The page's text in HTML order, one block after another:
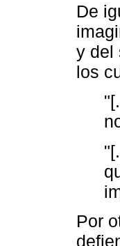
De
y del
los
Por